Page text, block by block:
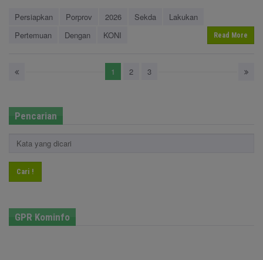
Persiapkan Porprov 2026 Sekda
Lakukan
Pertemuan
Dengan KONI Read More
1 2 3
Pencarian
Cari !
GPR Kominfo